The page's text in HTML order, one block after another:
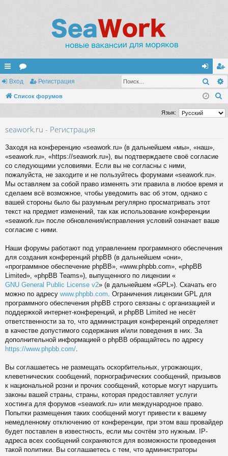
с
ы
и
ор
ум
хо
д
ег
ис
тр
Вход Регистрация
Список форумов
и
Язык:
seawork.ru - Регистрация
Заходя на конференцию «seawork.ru» (в дальнейшем «мы», «наш»,
«seawork.ru», «https://seawork.ru»), вы подтверждаете своё согласие
со следующими условиями. Если вы не согласны с ними,
пожалуйста, не заходите и не пользуйтесь форумами «seawork.ru».
Мы оставляем за собой право изменять эти правила в любое время и
сделаем всё возможное, чтобы уведомить вас об этом, однако с
вашей стороны было бы разумным регулярно просматривать этот
текст на предмет изменений, так как использование конференции
«seawork.ru» после обновления/исправления условий означает ваше
согласие с ними.
Наши форумы работают под управлением программного обеспечения
для создания конференций phpBB (в дальнейшем «они»,
«программное обеспечение phpBB», «www.phpbb.com», «phpBB
Limited», «phpBB Teams»), выпущенного по лицензии «
GNU General Public License v2» (в дальнейшем «GPL»). Скачать его
можно по адресу www.phpbb.com . Ограничения лицензии GPL для
программного обеспечения phpBB строго связаны с организацией и
поддержкой интернет-конференций, и phpBB Limited не несёт
ответственности за то, что администрация конференций определяет
в качестве допустимого содержания и/или поведения в них. За
дополнительной информацией о phpBB обращайтесь по адресу
https://www.phpbb.com/
Вы соглашаетесь не размещать оскорбительных, угрожающих,
клеветнических сообщений, порнографических сообщений, призывов
к национальной розни и прочих сообщений, которые могут нарушить
законы вашей страны, страны, которая предоставляет услуги
хостинга для форумов «seawork.ru» или международное право.
Попытки размещения таких сообщений могут привести к вашему
немедленному отключению от конференции, при этом ваш провайдер
будет поставлен в известность, если мы сочтём это нужным. IP-
адреса всех сообщений сохраняются для возможности проведения
такой политики. Вы соглашаетесь с тем, что администраторы